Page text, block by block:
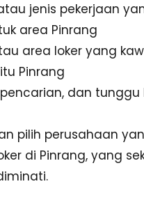
jenis pekerjaan
area Pinrang
area loker yang
Pinrang
pencarian, dan tunggu
pilih perusahaan
di Pinrang, yang